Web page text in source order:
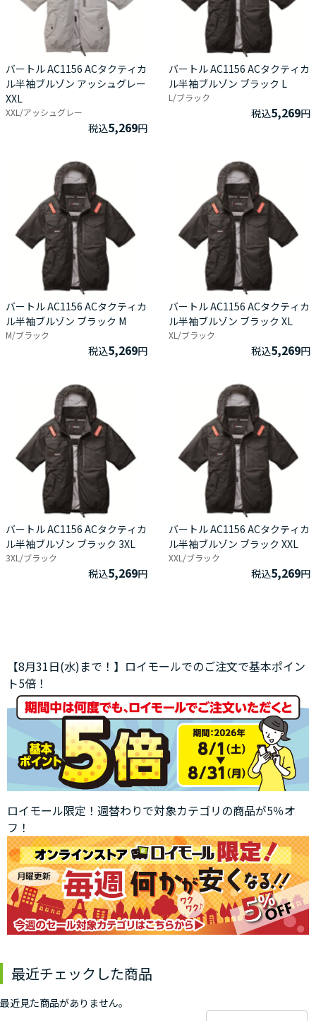
バートル AC1156 ACタクティカ
ル半袖ブルゾン アッシュグレー
XXL
XXL/アッシュグレー
税込5,269円
バートル AC1156 ACタクティカ
ル半袖ブルゾン ブラック L
L/ブラック
税込5,269円
バートル AC1156 ACタクティカ
ル半袖ブルゾン ブラック M
M/ブラック
税込5,269円
バートル AC1156 ACタクティカ
ル半袖ブルゾン ブラック XL
XL/ブラック
税込5,269円
バートル AC1156 ACタクティカ
ル半袖ブルゾン ブラック 3XL
3XL/ブラック
税込5,269円
バートル AC1156 ACタクティカ
ル半袖ブルゾン ブラック XXL
XXL/ブラック
税込5,269円
【8月31日(水)まで！】ロイモールでのご注文で基本ポイン
ト5倍！
ロイモール限定！週替わりで対象カテゴリの商品が5％オ
フ！
最近チェックした商品
最近見た商品がありません。